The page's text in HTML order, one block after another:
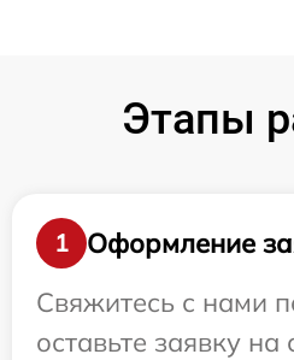
Этапы
1
Оформление
Свяжитесь с нами
оставьте заявку на